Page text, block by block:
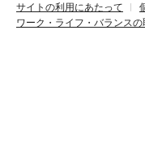
サイトの利用にあたって
ワーク・ライフ・バランス